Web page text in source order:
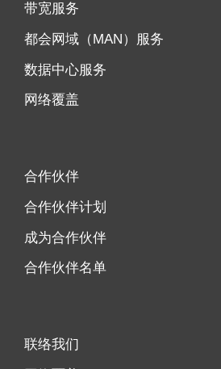
带宽服务
都会网域（MAN）服务
数据中心服务
网络覆盖
合作伙伴
合作伙伴计划
成为合作伙伴
合作伙伴名单
联络我们